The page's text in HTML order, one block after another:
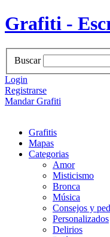
Grafiti -
Buscar
Login
Registrarse
Mandar Grafiti
Grafitis
Mapas
Categorias
Amor
Misticismo
Bronca
Música
Consejos y
Personalizados
Delirios